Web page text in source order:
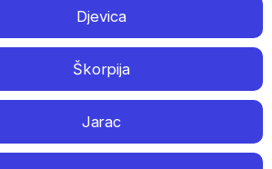
Djevica
Škorpija
Jarac